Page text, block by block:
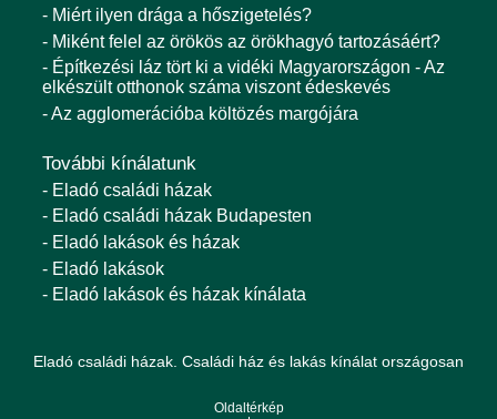
- Miért ilyen drága a hőszigetelés?
- Miként felel az örökös az örökhagyó tartozásáért?
- Építkezési láz tört ki a vidéki Magyarországon - Az
elkészült otthonok száma viszont édeskevés
- Az agglomerációba költözés margójára
További kínálatunk
- Eladó családi házak
- Eladó családi házak Budapesten
- Eladó lakások és házak
- Eladó lakások
- Eladó lakások és házak kínálata
Eladó családi házak. Családi ház és lakás kínálat országosan
Oldaltérkép